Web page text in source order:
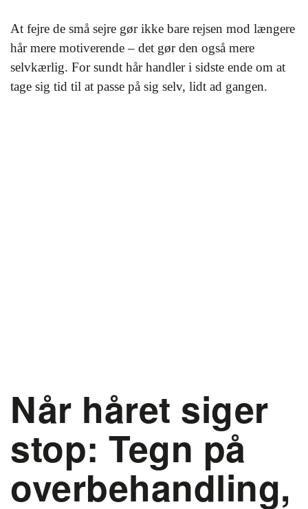
At fejre de små sejre gør ikke bare rejsen mod længere
hår mere motiverende – det gør den også mere
selvkærlig. For sundt hår handler i sidste ende om at
tage sig tid til at passe på sig selv, lidt ad gangen.
Når håret siger
stop: Tegn på
overbehandling,